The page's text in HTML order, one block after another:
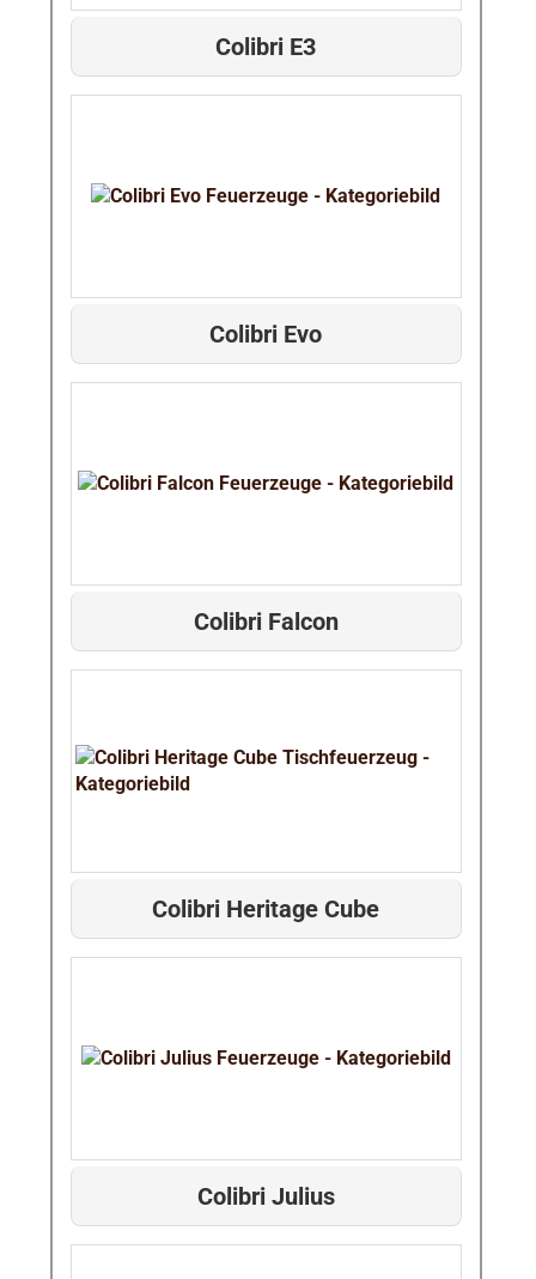
Colibri E3
Colibri Evo
Colibri Falcon
Colibri Heritage Cube
Colibri Julius